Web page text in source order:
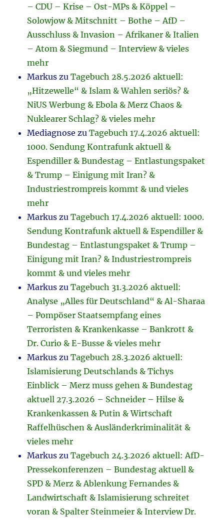
– CDU – Krise – Ost-MPs & Köppel –
Solowjow & Mitschnitt – Bothe – AfD –
Ausschluss & Invasion – Afrikaner & Italien
– Atom & Siegmund – Interview & vieles
mehr
Markus zuTagebuch 28.5.2026 aktuell:
„Hitzewelle“ & Islam & Wahlen seriös? &
NiUS Werbung & Ebola & Merz Chaos &
Nuklearer Schlag? & vieles mehr
Mediagnose zuTagebuch 17.4.2026 aktuell:
1000. Sendung Kontrafunk aktuell &
Espendiller & Bundestag – Entlastungspaket
& Trump – Einigung mit Iran? &
Industriestrompreis kommt & und vieles
mehr
Markus zuTagebuch 17.4.2026 aktuell: 1000.
Sendung Kontrafunk aktuell & Espendiller &
Bundestag – Entlastungspaket & Trump –
Einigung mit Iran? & Industriestrompreis
kommt & und vieles mehr
Markus zuTagebuch 31.3.2026 aktuell:
Analyse „Alles für Deutschland“ & Al-Sharaa
– Pompöser Staatsempfang eines
Terroristen & Krankenkasse – Bankrott &
Dr. Curio & E-Busse & vieles mehr
Markus zuTagebuch 28.3.2026 aktuell:
Islamisierung Deutschlands & Tichys
Einblick – Merz muss gehen & Bundestag
aktuell 27.3.2026 – Schneider – Hilse &
Krankenkassen & Putin & Wirtschaft
Raffelhüschen & Ausländerkriminalität &
vieles mehr
Markus zuTagebuch 24.3.2026 aktuell: AfD-
Pressekonferenzen – Bundestag aktuell &
SPD & Merz & Ablenkung Fernandes &
Landwirtschaft & Islamisierung schreitet
voran & Spalter Steinmeier & Interview Dr.